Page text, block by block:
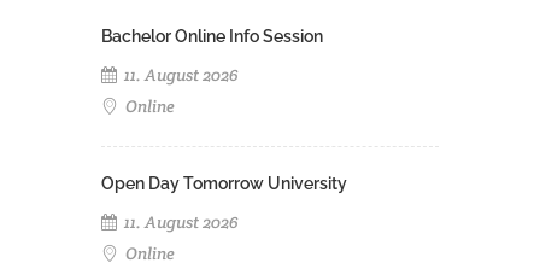
Bachelor Online Info Session
11. August 2026
Online
Open Day Tomorrow University
11. August 2026
Online